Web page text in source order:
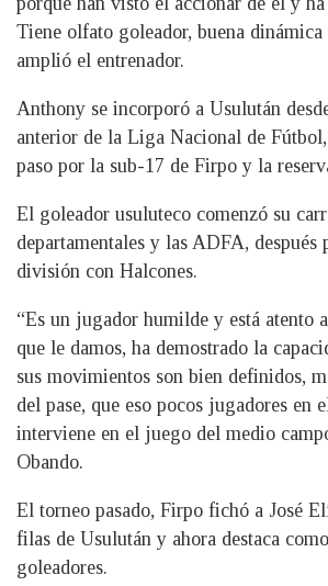
Tiene olfato goleador, buena
amplió el entrenador.
Anthony se incorporó a Usulután
anterior de la Liga Nacional de Fútbol,
paso por la sub-17 de Firpo y la
El goleador usuluteco comenzó su
departamentales y las ADFA, después
división con Halcones.
“Es un jugador humilde y está atento
que le damos, ha demostrado la
sus movimientos son bien definidos,
del pase, que eso pocos jugadores en
interviene en el juego del medio
Obando.
El torneo pasado, Firpo fichó a José
filas de Usulután y ahora destaca
goleadores.